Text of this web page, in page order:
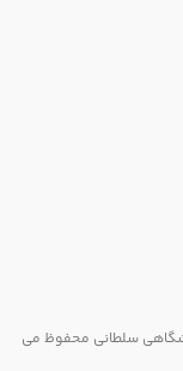
سلطانی محفوظ می